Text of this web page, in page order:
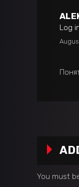
Log
You must